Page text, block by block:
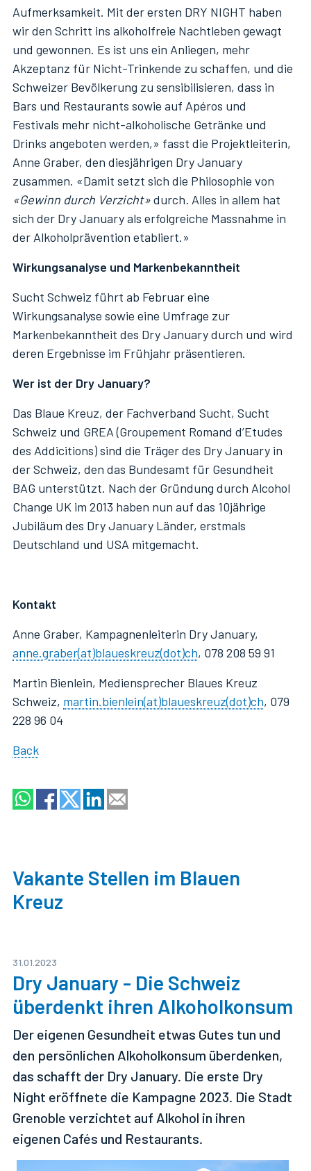
Aufmerksamkeit. Mit der ersten DRY NIGHT haben
wir den Schritt ins alkoholfreie Nachtleben gewagt
und gewonnen. Es ist uns ein Anliegen, mehr
Akzeptanz für Nicht-Trinkende zu schaffen, und die
Schweizer Bevölkerung zu sensibilisieren, dass in
Bars und Restaurants sowie auf Apéros und
Festivals mehr nicht-alkoholische Getränke und
Drinks angeboten werden,» fasst die Projektleiterin,
Anne Graber, den diesjährigen Dry January
zusammen. «Damit setzt sich die Philosophie von
«Gewinn durch Verzicht»durch. Alles in allem hat
sich der Dry January als erfolgreiche Massnahme in
der Alkoholprävention etabliert.»
Wirkungsanalyse und Markenbekanntheit
Sucht Schweiz führt ab Februar eine
Wirkungsanalyse sowie eine Umfrage zur
Markenbekanntheit des Dry January durch und wird
deren Ergebnisse im Frühjahr präsentieren.
Wer ist der Dry January?
Das Blaue Kreuz, der Fachverband Sucht, Sucht
Schweiz und GREA (Groupement Romand d’Etudes
des Addicitions) sind die Träger des Dry January in
der Schweiz, den das Bundesamt für Gesundheit
BAG unterstützt. Nach der Gründung durch Alcohol
Change UK im 2013 haben nun auf das 10jährige
Jubiläum des Dry January Länder, erstmals
Deutschland und USA mitgemacht.
Kontakt
Anne Graber, Kampagnenleiterin Dry January,
anne.graber(at)blaueskreuz(dot)ch, 078 208 59 91
Martin Bienlein, Mediensprecher Blaues Kreuz
Schweiz, martin.bienlein(at)blaueskreuz(dot)ch, 079
228 96 04
Back
Vakante Stellen im Blauen
Kreuz
31.01.2023
Dry January - Die Schweiz
überdenkt ihren Alkoholkonsum
Der eigenen Gesundheit etwas Gutes tun und
den persönlichen Alkoholkonsum überdenken,
das schafft der Dry January. Die erste Dry
Night eröffnete die Kampagne 2023. Die Stadt
Grenoble verzichtet auf Alkohol in ihren
eigenen Cafés und Restaurants.